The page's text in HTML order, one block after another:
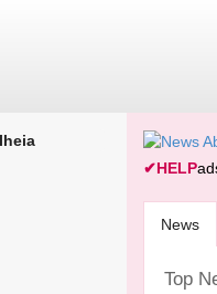
✔HELP
News
Top